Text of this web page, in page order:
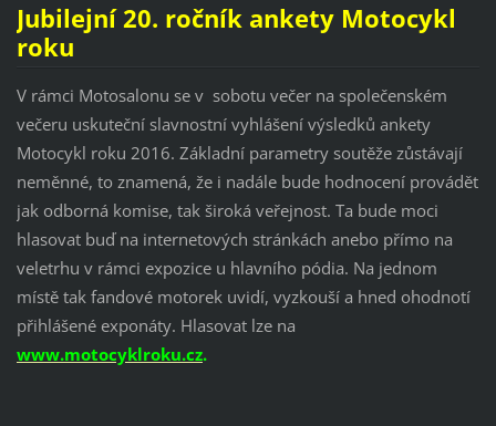
Jubilejní 20. ročník ankety Motocykl
roku
V rámci Motosalonu se v sobotu večer na společenském
večeru uskuteční slavnostní vyhlášení výsledků ankety
Motocykl roku 2016. Základní parametry soutěže zůstávají
neměnné, to znamená, že i nadále bude hodnocení provádět
jak odborná komise, tak široká veřejnost. Ta bude moci
hlasovat buď na internetových stránkách anebo přímo na
veletrhu v rámci expozice u hlavního pódia. Na jednom
místě tak fandové motorek uvidí, vyzkouší a hned ohodnotí
přihlášené exponáty. Hlasovat lze na
www.motocyklroku.cz.